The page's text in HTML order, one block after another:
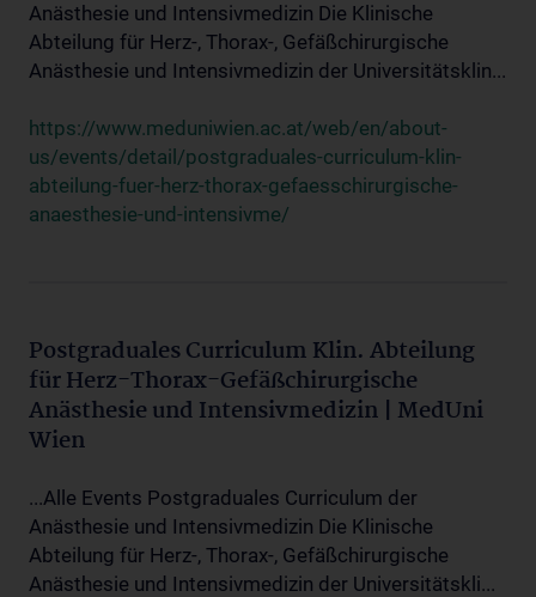
Anästhesie und Intensivmedizin Die Klinische
Abteilung für Herz-, Thorax-, Gefäßchirurgische
Anästhesie und Intensivmedizin der Universitätsklin...
https://www.meduniwien.ac.at/web/en/about-
us/events/detail/postgraduales-curriculum-klin-
abteilung-fuer-herz-thorax-gefaesschirurgische-
anaesthesie-und-intensivme/
Postgraduales Curriculum Klin. Abteilung
für Herz-Thorax-Gefäßchirurgische
Anästhesie und Intensivmedizin | MedUni
Wien
...Alle Events Postgraduales Curriculum der
Anästhesie und Intensivmedizin Die Klinische
Abteilung für Herz-, Thorax-, Gefäßchirurgische
Anästhesie und Intensivmedizin der Universitätskli...